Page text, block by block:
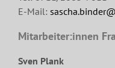
E-Mail:
Mitarbeiter:innen
Sven Plank